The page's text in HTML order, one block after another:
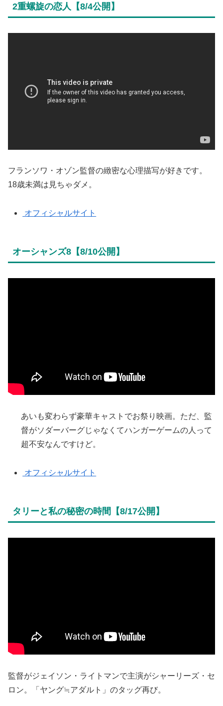
2重螺旋の恋人【8/4公開】
フランソワ・オゾン監督の緻密な心理描写が好きです。
18歳未満は見ちゃダメ。
オフィシャルサイト
オーシャンズ8【8/10公開】
あいも変わらず豪華キャストでお祭り映画。ただ、監
督がソダーバーグじゃなくてハンガーゲームの人って
超不安なんですけど。
オフィシャルサイト
タリーと私の秘密の時間【8/17公開】
監督がジェイソン・ライトマンで主演がシャーリーズ・セ
ロン。「ヤング≒アダルト」のタッグ再び。